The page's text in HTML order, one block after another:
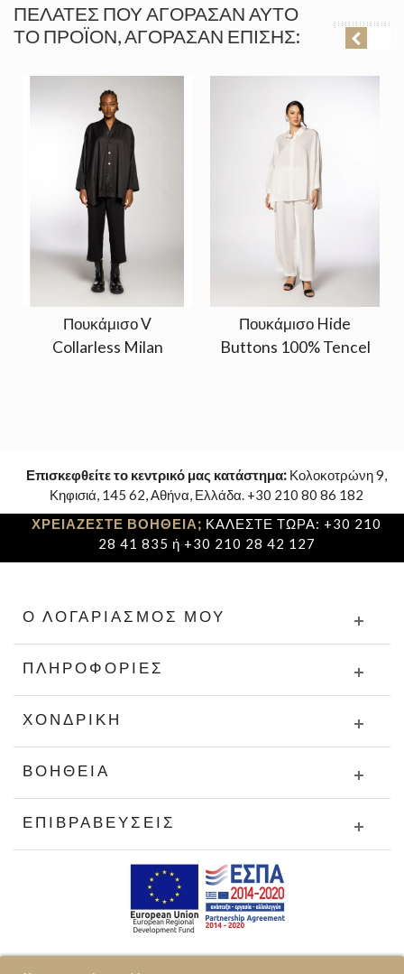
ΠΕΛΆΤΕΣ ΠΟΥ ΑΓΌΡΑΣΑΝ ΑΥΤΌ
ΤΟ ΠΡΟΪΌΝ, ΑΓΌΡΑΣΑΝ ΕΠΊΣΗΣ:
Πουκάμισο V
Collarless Milan
Πουκάμισο Hide
Buttons 100% Tencel
Επισκεφθείτε το κεντρικό μας κατάστημα: Κολοκοτρώνη 9,
Κηφισιά, 145 62, Αθήνα, Ελλάδα. +30 210 80 86 182
ΧΡΕΙΑΖΕΣΤΕ ΒΟΗΘΕΙΑ; ΚΑΛΕΣΤΕ ΤΩΡΑ: +30 210
28 41 835 ή +30 210 28 42 127
Ο ΛΟΓΑΡΙΑΣΜΌΣ ΜΟΥ
ΠΛΗΡΟΦΟΡΊΕΣ
ΧΟΝΔΡΙΚΉ
ΒΟΉΘΕΙΑ
ΕΠΙΒΡΑΒΕΎΣΕΙΣ